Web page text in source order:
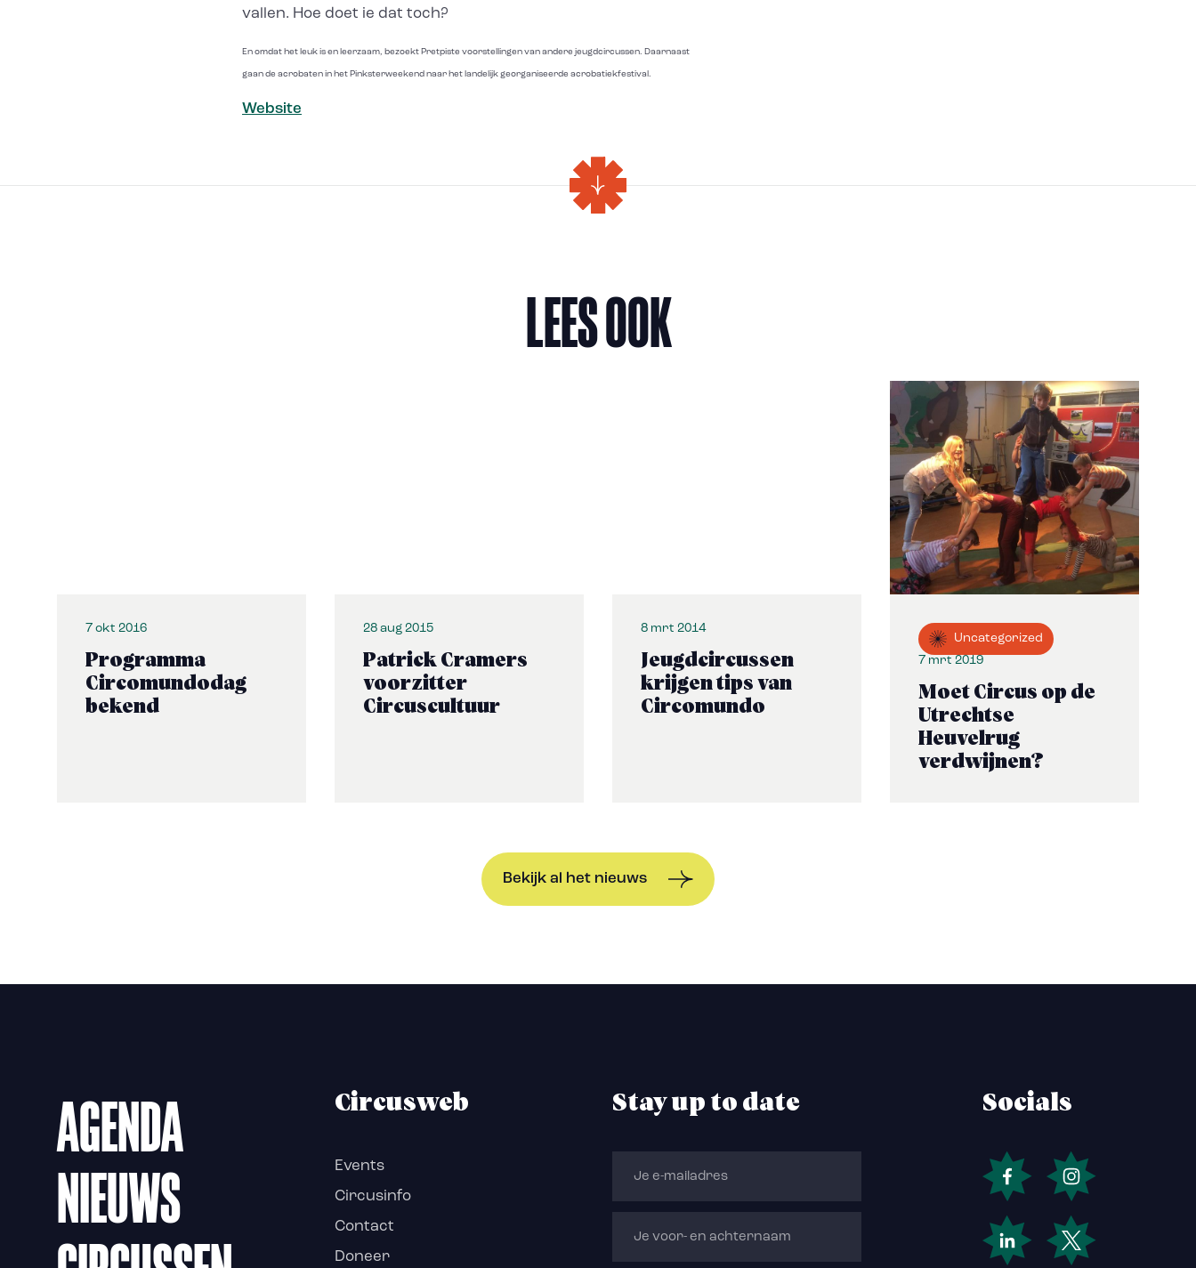
vallen. Hoe doet ie dat toch?
En omdat het leuk is en leerzaam, bezoekt Pretpiste voorstellingen van andere jeugdcircussen. Daarnaast
gaan de acrobaten in het Pinksterweekend naar het landelijk georganiseerde acrobatiekfestival.
Website
LEES OOK
7 okt 2016
Programma
Circomundodag
bekend
28 aug 2015
Patrick Cramers
voorzitter
Circuscultuur
8 mrt 2014
Jeugdcircussen
krijgen tips van
Circomundo
Uncategorized
7 mrt 2019
Moet Circus op de
Utrechtse
Heuvelrug
verdwijnen?
Bekijk al het nieuws
AGENDA
NIEUWS
Circusweb
Events
Circusinfo
Contact
Doneer
Stay up to date Socials